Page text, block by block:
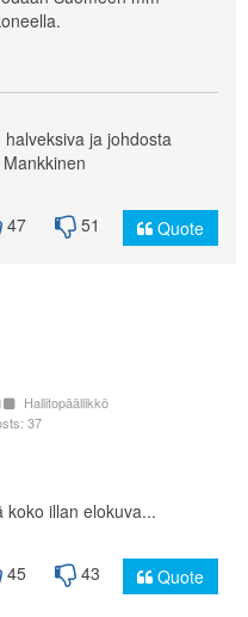
ja johdosta
47 51 Quote
Hallitopäällikkö
37
illan elokuva...
45 43 Quote